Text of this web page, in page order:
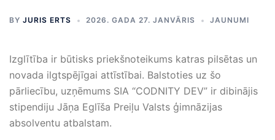
BY JURIS ERTS 2026. GADA 27. JANVĀRIS JAUNUMI
Izglītība ir būtisks priekšnoteikums katras pilsētas un
novada ilgtspējīgai attīstībai. Balstoties uz šo
pārliecību, uzņēmums SIA “CODNITY DEV” ir dibinājis
stipendiju Jāņa Eglīša Preiļu Valsts ģimnāzijas
absolventu atbalstam.